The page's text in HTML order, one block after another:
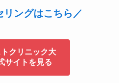
リングはこちら／
クリニック大
サイトを見る